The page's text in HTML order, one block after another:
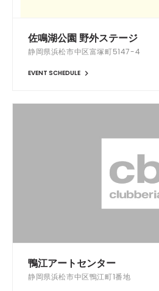
佐鳴湖公園 野外ステージ
静岡県浜松市中区富塚町5147-4
EVENT SCHEDULE
鴨江アートセンター
静岡県浜松市中区鴨江町1番地